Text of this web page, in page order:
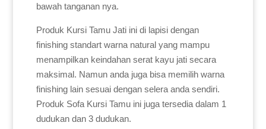
bawah tanganan nya.
Produk Kursi Tamu Jati ini di lapisi dengan
finishing standart warna natural yang mampu
menampilkan keindahan serat kayu jati secara
maksimal. Namun anda juga bisa memilih warna
finishing lain sesuai dengan selera anda sendiri.
Produk Sofa Kursi Tamu ini juga tersedia dalam 1
dudukan dan 3 dudukan.